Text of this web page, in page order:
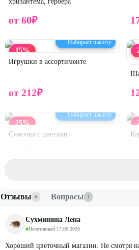
от 60₽
15%
Набирает высоту
Игрушки в ассортименте
от 212₽
25%
Набирает высоту
Сумочка с цветами
Отзывы 5 · Вопросы 1
Сухминина Лена
Позитивный·17.06.2026
Хороший цветочный магазин. Не смотря